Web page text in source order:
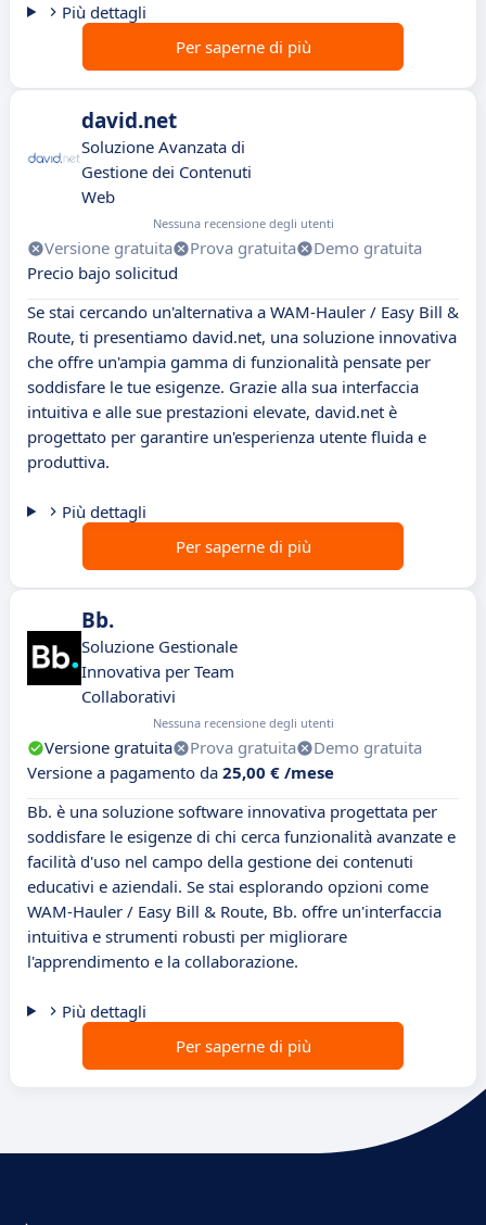
Più dettagli
Per saperne di più
david.net
Soluzione Avanzata di
Gestione dei Contenuti
Web
Nessuna recensione degli utenti
Versione gratuita Prova gratuita
Demo gratuita
Precio bajo solicitud
Se stai cercando un'alternativa a WAM-Hauler / Easy Bill &
Route, ti presentiamo david.net, una soluzione innovativa
che offre un'ampia gamma di funzionalità pensate per
soddisfare le tue esigenze. Grazie alla sua interfaccia
intuitiva e alle sue prestazioni elevate, david.net è
progettato per garantire un'esperienza utente fluida e
produttiva.
Più dettagli
Per saperne di più
Bb.
Soluzione Gestionale
Innovativa per Team
Collaborativi
Nessuna recensione degli utenti
Versione gratuita Prova gratuita
Demo gratuita
Versione a pagamento da 25,00 € /mese
Bb. è una soluzione software innovativa progettata per
soddisfare le esigenze di chi cerca funzionalità avanzate e
facilità d'uso nel campo della gestione dei contenuti
educativi e aziendali. Se stai esplorando opzioni come
WAM-Hauler / Easy Bill & Route, Bb. offre un'interfaccia
intuitiva e strumenti robusti per migliorare
l'apprendimento e la collaborazione.
Più dettagli
Per saperne di più